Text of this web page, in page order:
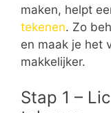
maken, helpt
tekenen. Zo
en maak je het
makkelijker.
Stap 1 –